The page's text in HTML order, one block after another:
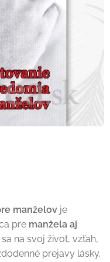
manželov je
pre manžela aj
na svoj život, vzťah,
prejavy lásky.